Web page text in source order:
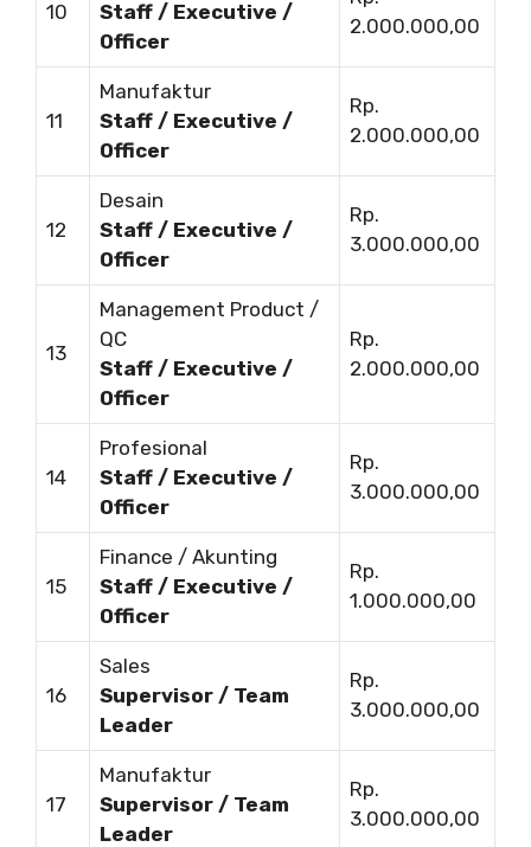
10
Staff / Executive /
Officer
2.000.000,00
11
Manufaktur
Staff / Executive /
Officer
Rp.
2.000.000,00
12
Desain
Staff / Executive /
Officer
Rp.
3.000.000,00
13
Management Product /
QC
Staff / Executive /
Officer
Rp.
2.000.000,00
14
Profesional
Staff / Executive /
Officer
Rp.
3.000.000,00
15
Finance / Akunting
Staff / Executive /
Officer
Rp.
1.000.000,00
16
Sales
Supervisor / Team
Leader
Rp.
3.000.000,00
17
Manufaktur
Supervisor / Team
Leader
Rp.
3.000.000,00